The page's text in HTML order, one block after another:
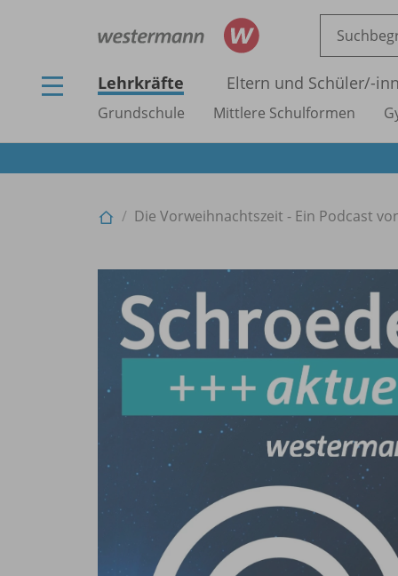
Lehrkräfte Eltern und Schüler/-
Grundschule Mittlere Schulformen
Die Vorweihnachtszeit - Ein Podcast